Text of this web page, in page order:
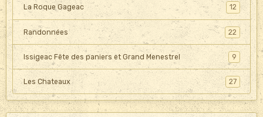
La Roque Gageac 12
Randonnées 22
Issigeac Fête des paniers et Grand Menestrel 9
Les Chateaux 27